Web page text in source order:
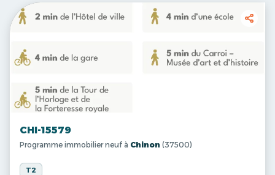
CHI-15579
Programme immobilier neuf à Chinon (37500)
T2